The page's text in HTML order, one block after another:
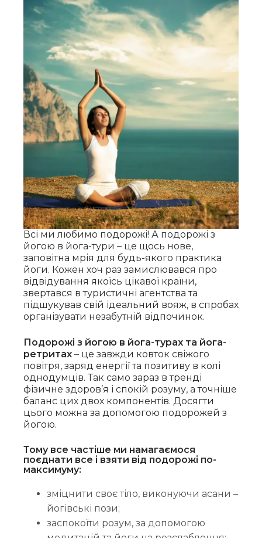
Всі ми любимо подорожі! А подорожі з
йогою в йога-тури – це щось нове,
заповітна мрія для будь-якого практика
йоги. Кожен хоч раз замислювався про
відвідування якоїсь цікавої країни,
звертався в туристичні агентства та
підшукував свій ідеальний вояж, в спробах
організувати незабутній відпочинок.
Подорожі з йогою в йога-турах та йога-
ретритах – це завжди ковток свіжого
повітря, заряд енергії та позитиву в колі
однодумців. Так само зараз в тренді
фізичне здоров’я і спокій розуму, а точніше
баланс цих двох компонентів. Досягти
цього можна за допомогою подорожей з
йогою.
Тому все частіше ми намагаємося
поєднати все і взяти від подорожі по-
максимуму:
зміцнити своє тіло, виконуючи асани –
йогівські пози;
заспокоїти розум, за допомогою